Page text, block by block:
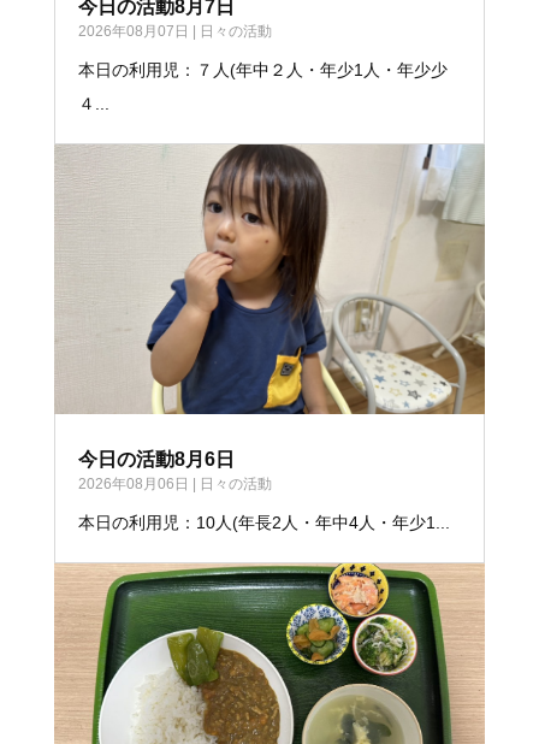
今日の活動8月7日
2026年08月07日 日々の活動
本日の利用児：７人(年中２人・年少1人・年少少
４...
今日の活動8月6日
2026年08月06日 日々の活動
本日の利用児：10人(年長2人・年中4人・年少1...